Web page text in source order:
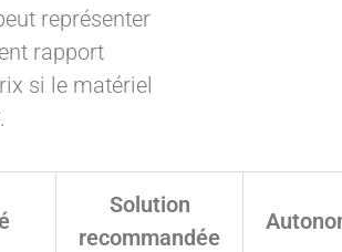
représenter
rapport
si le matériel
Solution
recommandée